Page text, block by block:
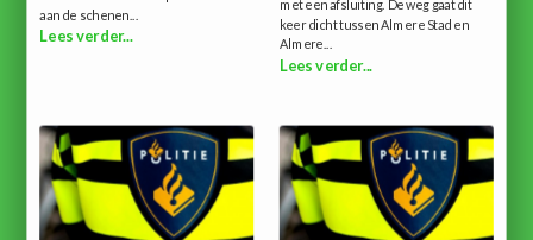
aan de schenen...
Lees verder...
met een afsluiting. De weg gaat dit
keer dicht tussen Almere Stad en
Almere...
Lees verder...